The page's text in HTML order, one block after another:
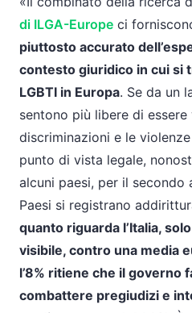
di ILGA-Europe ci
piuttosto accurato
contesto giuridico in cui si
LGBTI in Europa. Se da un
sentono più libere di essere
discriminazioni e le
punto di vista legale,
alcuni paesi, per il secondo
Paesi si registrano
quanto riguarda l’Italia,
visibile, contro una media
l’8% ritiene che il governo
combattere pregiudizi e